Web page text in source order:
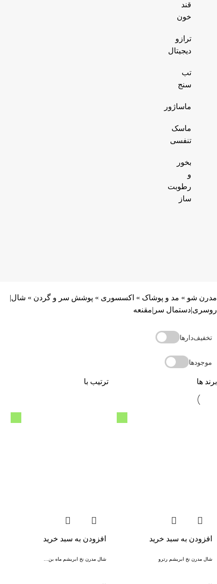
قند
خون
ترازو
دیجیتال
تب
سنج
ماساژور
ماسک
تنفسی
بخور
و
رطوبت
ساز
مدرن شو » مد و پوشاک » اکسسوری » پوشش سر و گردن » شال|
روسری|دستمال سر|مقنعه
تخفیف‌دارها
موجودها
برند ها ترتیب با
افزودن به سبد خرید
شال مدرن نخ ابریشم رترو
افزودن به سبد خرید
شال مدرن نخ ابریشم ماه بن…